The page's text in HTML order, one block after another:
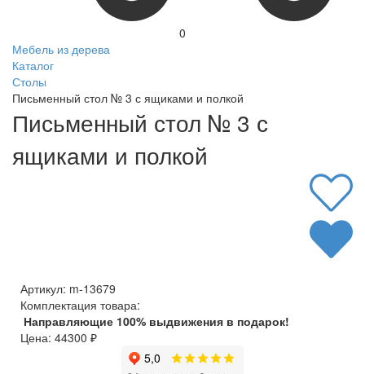
0
Мебель из дерева
Каталог
Столы
Письменный стол № 3 с ящиками и полкой
Письменный стол № 3 с
ящиками и полкой
Артикул: m-13679
Комплектация товара:
Направляющие 100% выдвижения в подарок!
Цена: 44300 ₽